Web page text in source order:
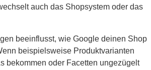
auch das Shopsystem oder das
beeinflusst, wie Google deinen Shop
beispielsweise Produktvarianten
bekommen oder Facetten ungezügelt